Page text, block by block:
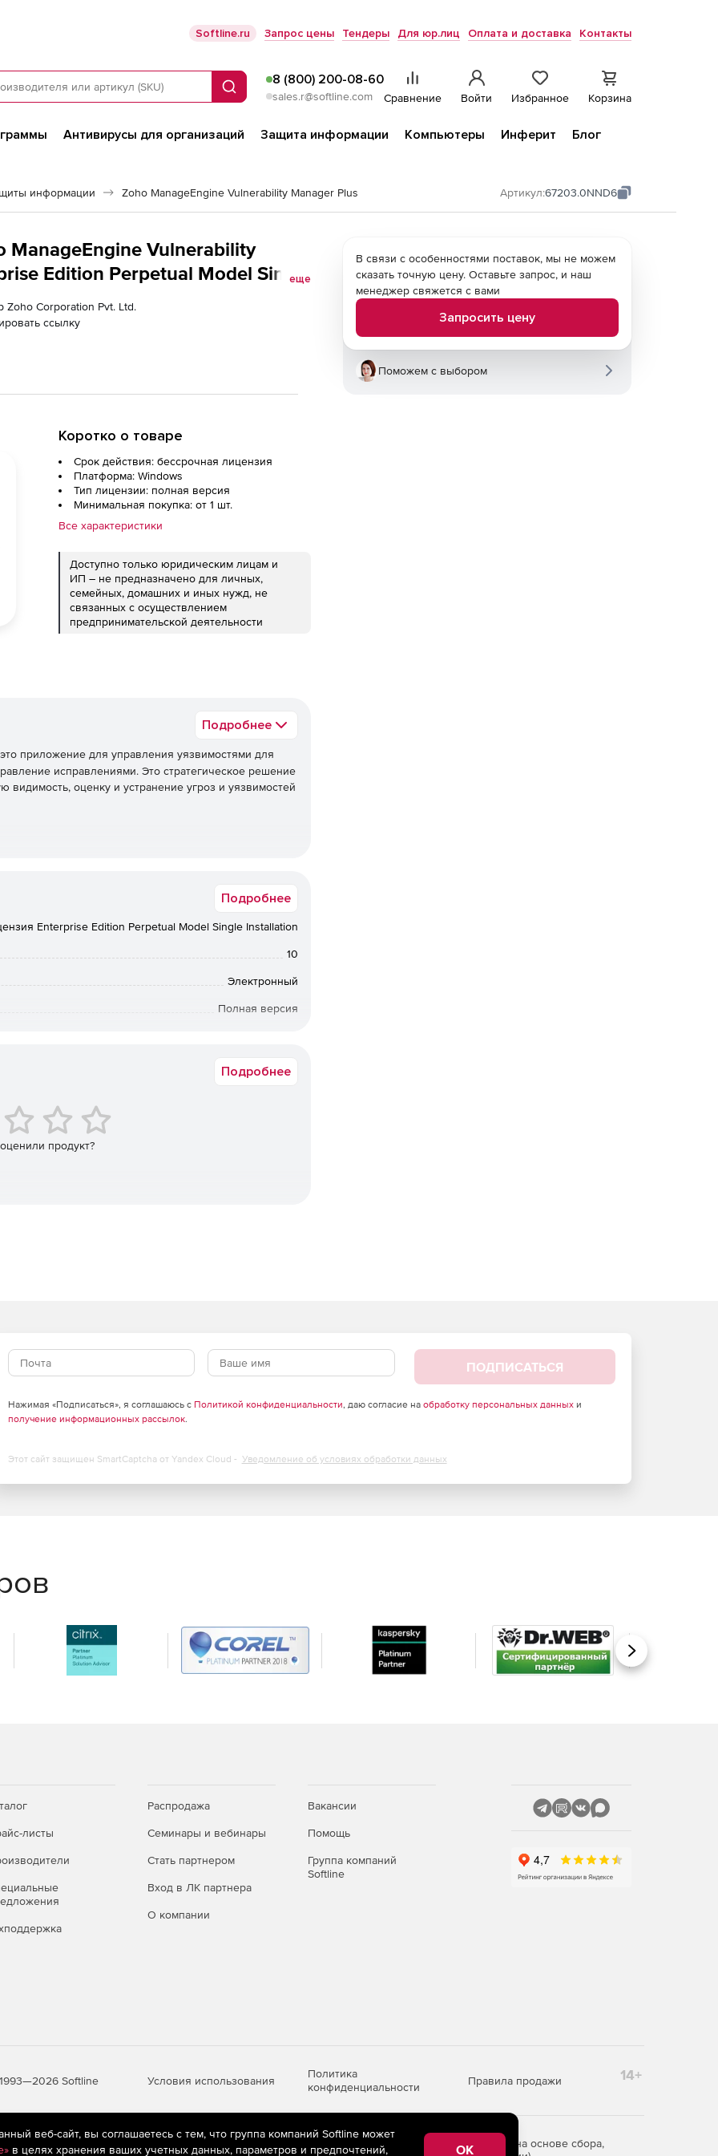
Softline.ru Запрос цены Тендеры Для юр.лиц Оплата и доставка Контакты
Поиск
8 (800) 200-08-60
sales.r@softline.com Сравнение Войти Избранное Корзина
Антивирусы для организаций Защита информации Компьютеры Инферит
Блог
информации Zoho ManageEngine Vulnerability Manager Plus Артикул:67203.0NND6
ManageEngine Vulnerability
Edition Perpetual Model Single
Devices
еще
Zoho Corporation Pvt. Ltd.
ссылку
Коротко о товаре
Срок действия: бессрочная лицензия
Платформа: Windows
Тип лицензии: полная версия
Минимальная покупка: от 1 шт.
Все характеристики
Доступно только юридическим лицам и
ИП – не предназначено для личных,
семейных, домашних и иных нужд, не
связанных с осуществлением
предпринимательской деятельности
Подробнее
приложение для управления уязвимостями для
исправлениями. Это стратегическое решение
оценку и устранение угроз и уязвимостей
и расстановка приоритетов в областях,
основе типа, серьезности, возраста, количества
и устранении недостатков безопасности веб-
поддерживать серверы, защищенные от многих
программного обеспечения.
Подробнее
Enterprise Edition Perpetual Model Single Installation
10
Электронный
Полная версия
Подробнее
продукт?
В связи с особенностями поставок, мы не можем
сказать точную цену. Оставьте запрос, и наш
менеджер свяжется с вами
Запросить цену
Поможем с выбором
ПОДПИСАТЬСЯ
Нажимая «Подписаться», я соглашаюсь с Политикой конфиденциальности, даю согласие на обработку персональных данныхи
получение информационных рассылок.
Этот сайт защищен SmartCaptcha от Yandex Cloud - Уведомление об условиях обработки данных
Вперед
листы
Распродажа
Семинары и вебинары
Стать партнером
Вход в ЛК партнера
О компании
Вакансии
Помощь
Группа компаний
Softline
Softline Условия использования
Политика
конфиденциальности
Правила продажи 14+
рекомендательные технологии
(информационные технологии предоставления информации на основе сбора,
веб-сайт, вы соглашаетесь с тем, что группа компаний Softline может
в целях хранения ваших учетных данных, параметров и предпочтений, OK